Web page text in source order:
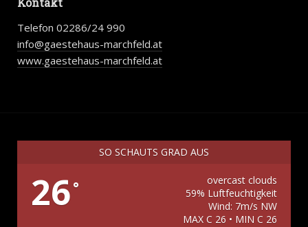
Telefon 02286/24 990
info@gaestehaus-marchfeld.at
www.gaestehaus-marchfeld.at
SO SCHAUTS GRAD AUS
26°
overcast clouds
59% Luftfeuchtigkeit
Wind: 7m/s NW
MAX C 26 • MIN C 26